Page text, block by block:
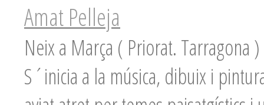
Amat Pelleja
Neix a Marça ( Priorat. Tarragona
S´inicia a la música, dibuix i